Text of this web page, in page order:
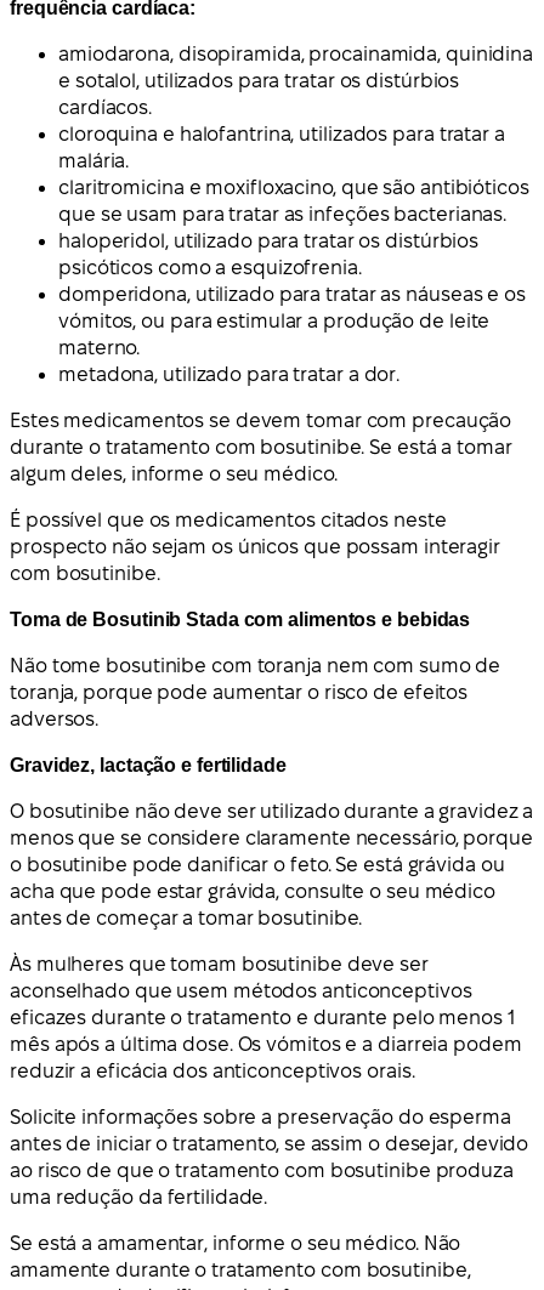
frequência cardíaca:
amiodarona, disopiramida, procainamida, quinidina
e sotalol, utilizados para tratar os distúrbios
cardíacos.
cloroquina e halofantrina, utilizados para tratar a
malária.
claritromicina e moxifloxacino, que são antibióticos
que se usam para tratar as infeções bacterianas.
haloperidol, utilizado para tratar os distúrbios
psicóticos como a esquizofrenia.
domperidona, utilizado para tratar as náuseas e os
vómitos, ou para estimular a produção de leite
materno.
metadona, utilizado para tratar a dor.
Estes medicamentos se devem tomar com precaução
durante o tratamento com bosutinibe. Se está a tomar
algum deles, informe o seu médico.
É possível que os medicamentos citados neste
prospecto não sejam os únicos que possam interagir
com bosutinibe.
Toma de Bosutinib Stada com alimentos e bebidas
Não tome bosutinibe com toranja nem com sumo de
toranja, porque pode aumentar o risco de efeitos
adversos.
Gravidez, lactação e fertilidade
O bosutinibe não deve ser utilizado durante a gravidez a
menos que se considere claramente necessário, porque
o bosutinibe pode danificar o feto. Se está grávida ou
acha que pode estar grávida, consulte o seu médico
antes de começar a tomar bosutinibe.
Às mulheres que tomam bosutinibe deve ser
aconselhado que usem métodos anticonceptivos
eficazes durante o tratamento e durante pelo menos 1
mês após a última dose. Os vómitos e a diarreia podem
reduzir a eficácia dos anticonceptivos orais.
Solicite informações sobre a preservação do esperma
antes de iniciar o tratamento, se assim o desejar, devido
ao risco de que o tratamento com bosutinibe produza
uma redução da fertilidade.
Se está a amamentar, informe o seu médico. Não
amamente durante o tratamento com bosutinibe,